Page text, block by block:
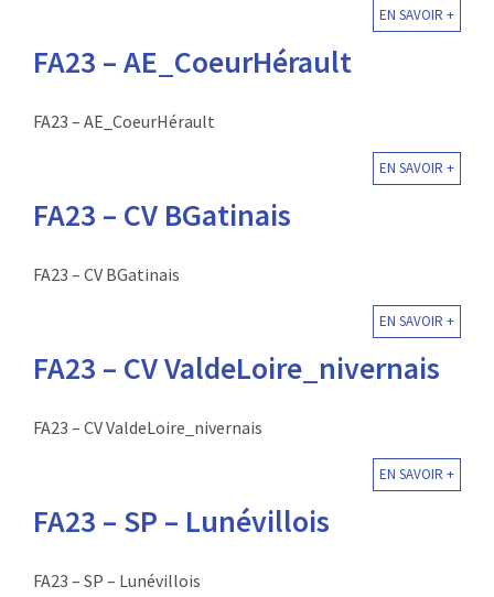
EN SAVOIR +
FA23 – AE_CoeurHérault
FA23 – AE_CoeurHérault
EN SAVOIR +
FA23 – CV BGatinais
FA23 – CV BGatinais
EN SAVOIR +
FA23 – CV ValdeLoire_nivernais
FA23 – CV ValdeLoire_nivernais
EN SAVOIR +
FA23 – SP – Lunévillois
FA23 – SP – Lunévillois